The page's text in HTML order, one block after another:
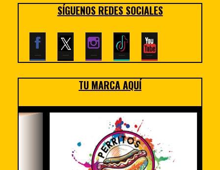
SÍGUENOS REDES SOCIALES
TU MARCA AQUÍ